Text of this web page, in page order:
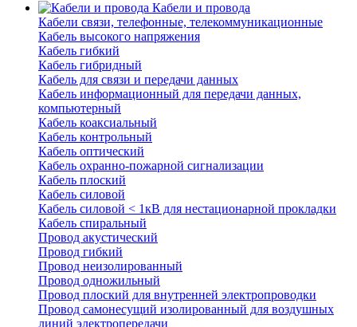
Кабели и провода
Кабели связи, телефонные, телекоммуникационные
Кабель высокого напряжения
Кабель гибкий
Кабель гибридный
Кабель для связи и передачи данных
Кабель информационный для передачи данных,
компьютерный
Кабель коаксиальный
Кабель контрольный
Кабель оптический
Кабель охранно-пожарной сигнализации
Кабель плоский
Кабель силовой
Кабель силовой < 1кВ для нестационарной прокладки
Кабель спиральный
Провод акустический
Провод гибкий
Провод неизолированный
Провод одножильный
Провод плоский для внутренней электропроводки
Провод самонесущий изолированный для воздушных
линий электропередачи